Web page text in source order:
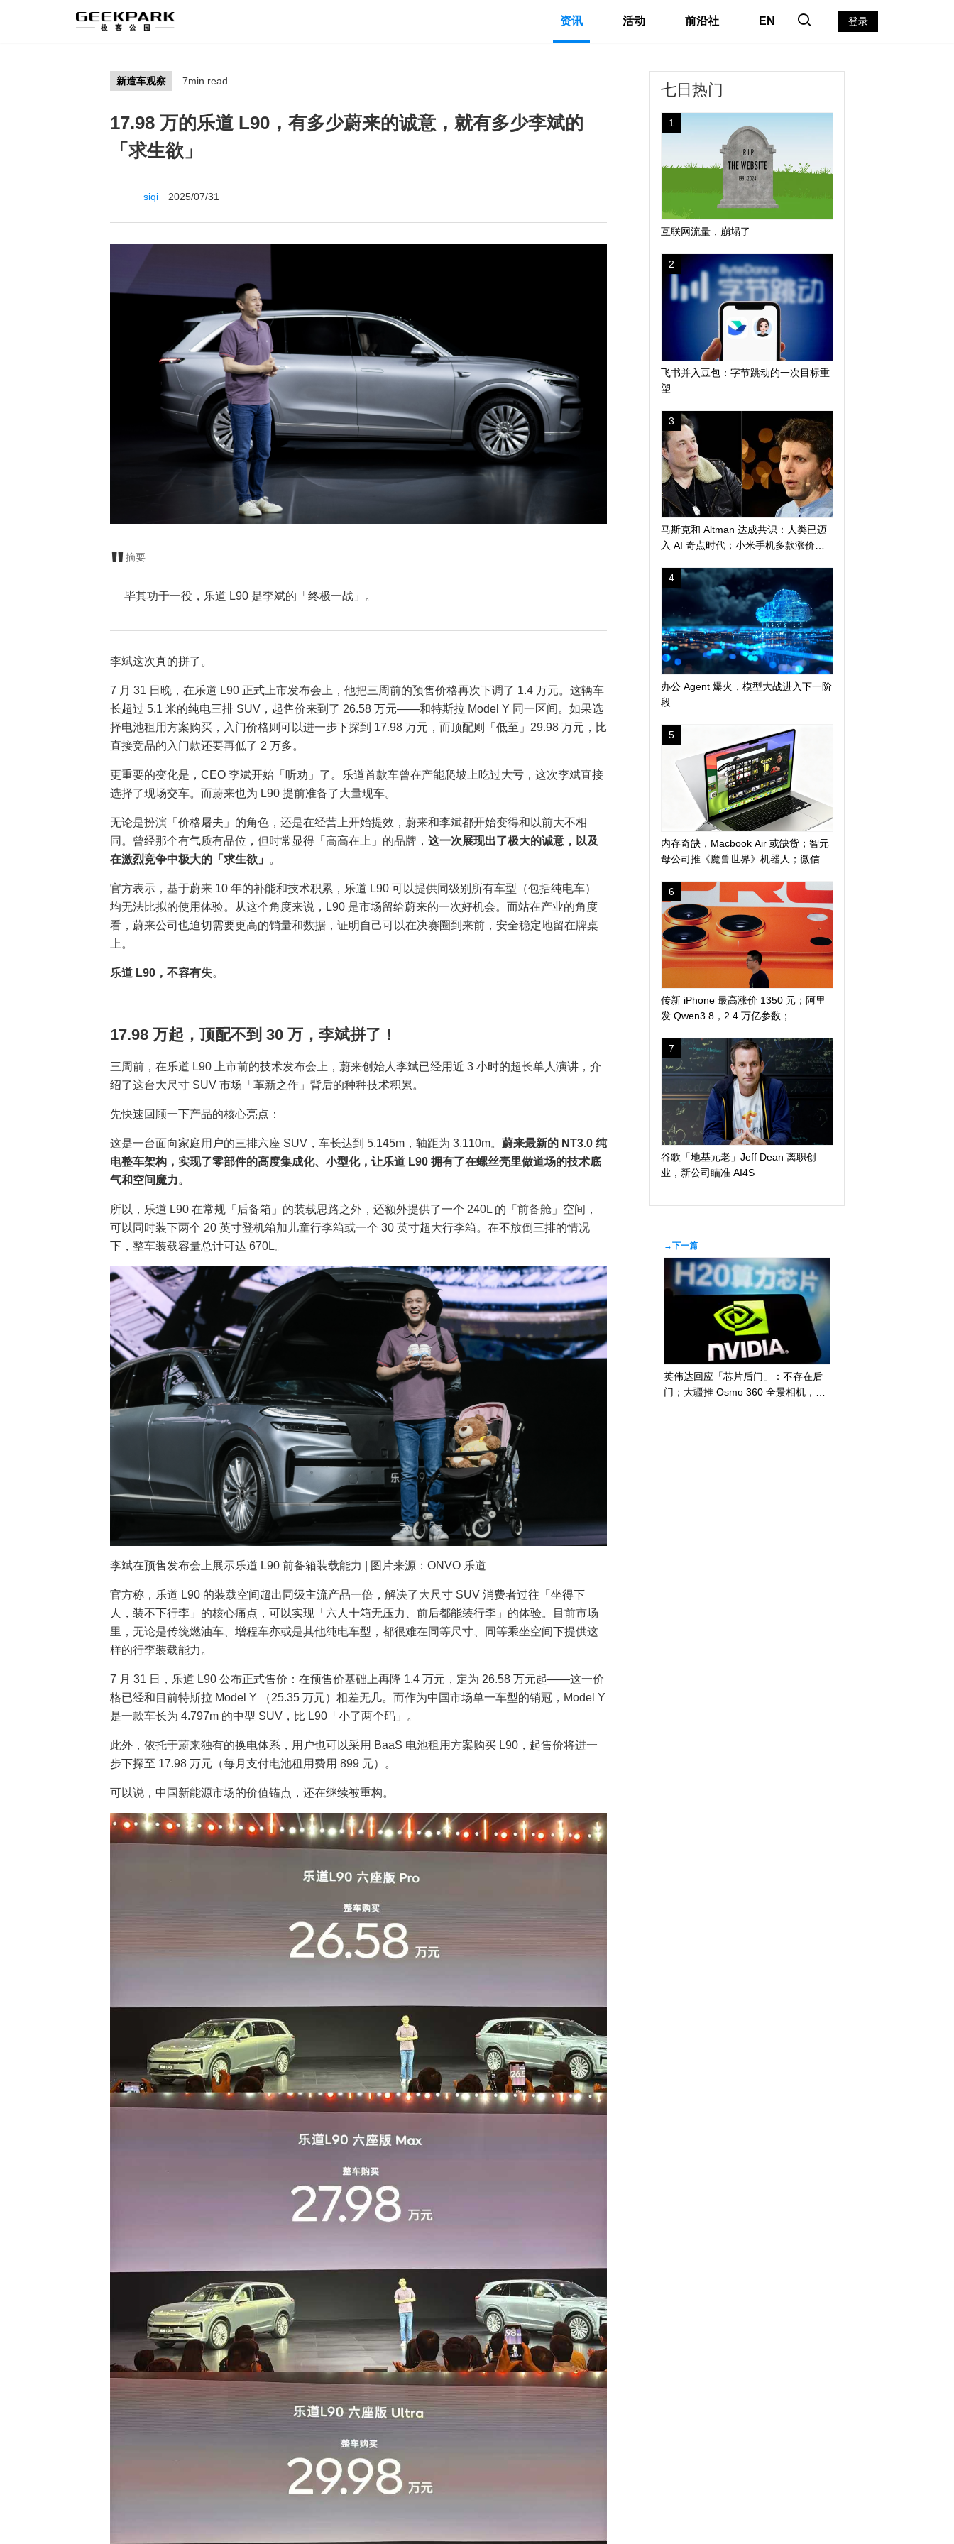
资讯 活动 前沿社 EN 登录
新造车观察 7min read
17.98 万的乐道 L90，有多少蔚来的诚意，就有多少李斌的
「求生欲」
siqi 2025/07/31
摘要
毕其功于一役，乐道 L90 是李斌的「终极一战」。
李斌这次真的拼了。
7 月 31 日晚，在乐道 L90 正式上市发布会上，他把三周前的预售价格再次下调了 1.4 万元。这辆车
长超过 5.1 米的纯电三排 SUV，起售价来到了 26.58 万元——和特斯拉 Model Y 同一区间。如果选
择电池租用方案购买，入门价格则可以进一步下探到 17.98 万元，而顶配则「低至」29.98 万元，比
直接竞品的入门款还要再低了 2 万多。
更重要的变化是，CEO 李斌开始「听劝」了。乐道首款车曾在产能爬坡上吃过大亏，这次李斌直接
选择了现场交车。而蔚来也为 L90 提前准备了大量现车。
无论是扮演「价格屠夫」的角色，还是在经营上开始提效，蔚来和李斌都开始变得和以前大不相
同。曾经那个有气质有品位，但时常显得「高高在上」的品牌， 这一次展现出了极大的诚意，以及
在激烈竞争中极大的「求生欲」
。
官方表示，基于蔚来 10 年的补能和技术积累，乐道 L90 可以提供同级别所有车型（包括纯电车）
均无法比拟的使用体验。从这个角度来说，L90 是市场留给蔚来的一次好机会。而站在产业的角度
看，蔚来公司也迫切需要更高的销量和数据，证明自己可以在决赛圈到来前，安全稳定地留在牌桌
上。
乐道 L90，不容有失。
17.98 万起 ，顶配不到 30 万，李斌拼了！
三周前，在乐道 L90 上市前的技术发布会上，蔚来创始人李斌已经用近 3 小时的超长单人演讲，介
绍了这台大尺寸 SUV 市场「革新之作」背后的种种技术积累。
先快速回顾一下产品的核心亮点：
这是一台面向家庭用户的三排六座 SUV，车长达到 5.145m，轴距为 3.110m。 蔚来最新的 NT3.0 纯
电整车架构，实现了零部件的高度集成化、小型化，让乐道 L90 拥有了在螺丝壳里做道场的技术底
气和空间魔力。
所以，乐道 L90 在常规「后备箱」的装载思路之外，还额外提供了一个 240L 的「前备舱」空间，
可以同时装下两个 20 英寸登机箱加儿童行李箱或一个 30 英寸超大行李箱。在不放倒三排的情况
下，整车装载容量总计可达 670L。
李斌在预售发布会上展示乐道 L90 前备箱装载能力 | 图片来源：ONVO 乐道
官方称，乐道 L90 的装载空间超出同级主流产品一倍，解决了大尺寸 SUV 消费者过往「坐得下
人，装不下行李」的核心痛点，可以实现「六人十箱无压力、前后都能装行李」的体验。目前市场
里，无论是传统燃油车、增程车亦或是其他纯电车型，都很难在同等尺寸、同等乘坐空间下提供这
样的行李装载能力。
7 月 31 日，乐道 L90 公布正式售价：在预售价基础上再降 1.4 万元，定为 26.58 万元起——这一价
格已经和目前特斯拉 Model Y （25.35 万元）相差无几。而作为中国市场单一车型的销冠，Model Y
是一款车长为 4.797m 的中型 SUV，比 L90「小了两个码」。
此外，依托于蔚来独有的换电体系，用户也可以采用 BaaS 电池租用方案购买 L90，起售价将进一
步下探至 17.98 万元（每月支付电池租用费用 899 元）。
可以说，中国新能源市场的价值锚点，还在继续被重构。
七日热门
1
互联网流量，崩塌了
2
飞书并入豆包：字节跳动的一次目标重
塑
3
马斯克和 Altman 达成共识：人类已迈
入 AI 奇点时代；小米手机多款涨价
致产品延期发布
4
办公 Agent 爆火，模型大战进入下一阶
段
5
内存奇缺，Macbook Air 或缺货；智元
母公司推《魔兽世界》机器人；微信地
6
传新 iPhone 最高涨价 1350 元；阿里
发 Qwen3.8，2.4 万亿参数；
7
谷歌「地基元老」Jeff Dean 离职创
业，新公司瞄准 AI4S
→下一篇
英伟达回应「芯片后门」：不存在后
门；大疆推 Osmo 360 全景相机，